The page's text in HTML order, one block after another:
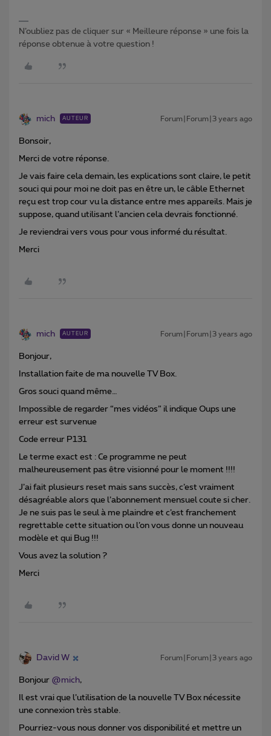
N’oubliez pas de cliquer sur « Meilleure réponse » une fois la
réponse obtenue à votre question !
mich AUTEUR Forum|Forum|3 years ago
Bonsoir,
Merci de votre réponse.
Je vais faire cela demain, les explications sont claire, le petit
souci qui pour moi ne doit pas en être un, le câble Ethernet
reçu est trop cour vu la distance entre mes appareils. Mais je
suppose, quand utilisant l’ancien cela devrais fonctionné.
Je reviendrai vers vous pour vous informé du résultat.
Merci
mich AUTEUR Forum|Forum|3 years ago
Bonjour,
Installation faite de ma nouvelle TV Box.
Gros souci quand même…
Impossible de regarder “mes vidéos” il indique Oups une
erreur est survenue
Code erreur P131
Le terme exact est : Ce programme ne peut
malheureusement pas être visionné pour le moment !!!!
J’ai fait plusieurs reset mais sans succès, c’est vraiment
désagréable alors que l’abonnement mensuel coute si cher.
Je ne suis pas le seul à me plaindre et c’est franchement
regrettable cette situation ou l’on vous donne un nouveau
modèle et qui Bug !!!
Vous avez la solution ?
Merci
David W Forum|Forum|3 years ago
Bonjour @mich,
Il est vrai que l’utilisation de la nouvelle TV Box nécessite
une connexion très stable.
Pourriez-vous nous donner vos disponibilité et mettre un